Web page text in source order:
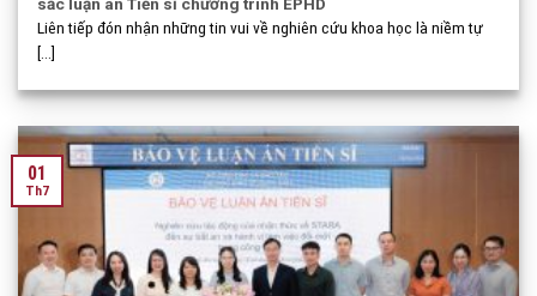
Liên tiếp đón nhận những tin vui về nghiên cứu khoa học là niềm tự
[...]
01
Th7